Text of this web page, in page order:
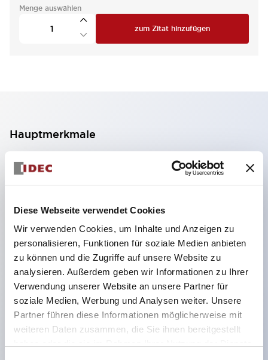
Diese Webseite verwendet Cookies
Wir verwenden Cookies, um Inhalte und Anzeigen zu
personalisieren, Funktionen für soziale Medien anbieten
zu können und die Zugriffe auf unsere Website zu
analysieren. Außerdem geben wir Informationen zu Ihrer
Verwendung unserer Website an unsere Partner für
soziale Medien, Werbung und Analysen weiter. Unsere
Partner führen diese Informationen möglicherweise mit
weiteren Daten zusammen, die Sie ihnen bereitgestellt
Menge auswählen
zum Zitat hinzufügen
Hauptmerkmale
Geeignet für ein breites Anwendungsspektrum
von der Konsumelektronik bis zum FA-Bereich
Schutzarten IP40 und IP65 vollständig verfügbar
(IEC 60529)
UL- und CSA-zertifiziert. Entspricht EN (Europa)
Normen. CCC-zertifiziert (außer Anzeigeleuchten).
Mit speziellem Zubehör leicht auf Φ22 Flash-
Silhouette umstellbar